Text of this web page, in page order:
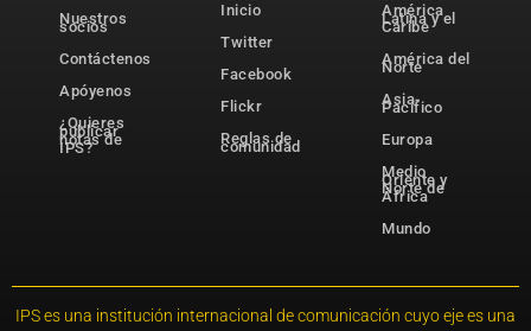
Nuestros
socios
Contáctenos
Apóyenos
¿Quieres
publicar
notas de
IPS?
Inicio
Twitter
Facebook
Flickr
Reglas de
comunidad
América
Latina y el
Caribe
América del
Norte
Asia-
Pacífico
Europa
Medio
Oriente y
Norte de
África
Mundo
IPS es una institución internacional de comunicación cuyo eje es una